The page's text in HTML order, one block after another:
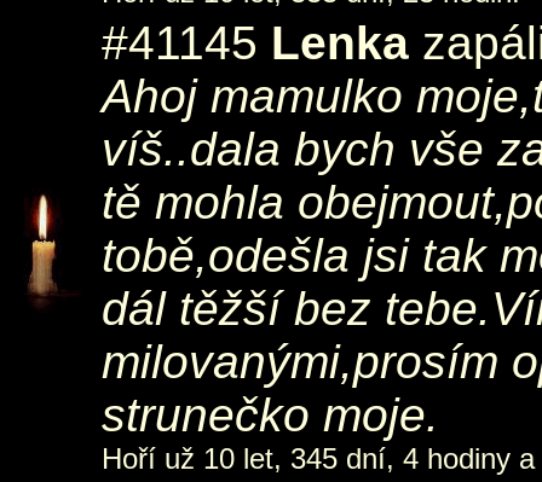
#41145 Lenka
Ahoj mamulko
víš..dala bych vše
tě mohla
tobě,odešla jsi tak
dál těžší bez
milovanými,prosím
strunečko moje.
Hoří už 10 let, 345 dní, 4 hodiny